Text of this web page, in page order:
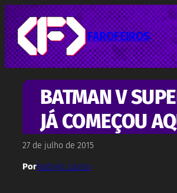
Pular
para
o
conteúdo
FAROFEIROS
BATMAN V
JÁ COMEÇOU
27 de julho de 2015
PorRodrigo Castro